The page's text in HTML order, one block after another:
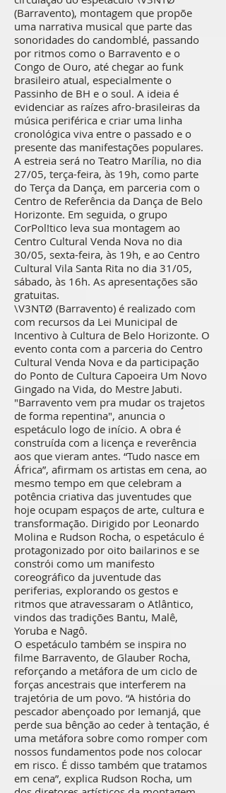
(Barravento), montagem que propõe
uma narrativa musical que parte das
sonoridades do candomblé, passando
por ritmos como o Barravento e o
Congo de Ouro, até chegar ao funk
brasileiro atual, especialmente o
Passinho de BH e o soul. A ideia é
evidenciar as raízes afro-brasileiras da
música periférica e criar uma linha
cronológica viva entre o passado e o
presente das manifestações populares.
A estreia será no Teatro Marília, no dia
27/05, terça-feira, às 19h, como parte
do Terça da Dança, em parceria com o
Centro de Referência da Dança de Belo
Horizonte. Em seguida, o grupo
CorPol!tico leva sua montagem ao
Centro Cultural Venda Nova no dia
30/05, sexta-feira, às 19h, e ao Centro
Cultural Vila Santa Rita no dia 31/05,
sábado, às 16h. As apresentações são
gratuitas.
\V3NTØ (Barravento) é realizado com
com recursos da Lei Municipal de
Incentivo à Cultura de Belo Horizonte. O
evento conta com a parceria do Centro
Cultural Venda Nova e da participação
do Ponto de Cultura Capoeira Um Novo
Gingado na Vida, do Mestre Jabuti.
"Barravento vem pra mudar os trajetos
de forma repentina", anuncia o
espetáculo logo de início. A obra é
construída com a licença e reverência
aos que vieram antes. “Tudo nasce em
África”, afirmam os artistas em cena, ao
mesmo tempo em que celebram a
potência criativa das juventudes que
hoje ocupam espaços de arte, cultura e
transformação. Dirigido por Leonardo
Molina e Rudson Rocha, o espetáculo é
protagonizado por oito bailarinos e se
constrói como um manifesto
coreográfico da juventude das
periferias, explorando os gestos e
ritmos que atravessaram o Atlântico,
vindos das tradições Bantu, Malê,
Yoruba e Nagô.
O espetáculo também se inspira no
filme Barravento, de Glauber Rocha,
reforçando a metáfora de um ciclo de
forças ancestrais que interferem na
trajetória de um povo. “A história do
pescador abençoado por Iemanjá, que
perde sua bênção ao ceder à tentação, é
uma metáfora sobre como romper com
nossos fundamentos pode nos colocar
em risco. É disso também que tratamos
em cena”, explica Rudson Rocha, um